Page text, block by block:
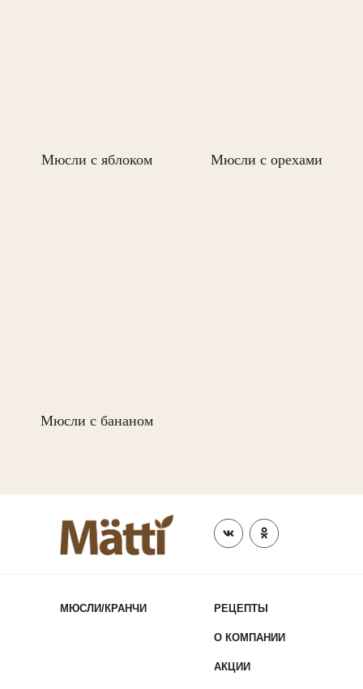
Мюсли с яблоком Мюсли с орехами
Мюсли с бананом
МЮСЛИ/КРАНЧИ РЕЦЕПТЫ
О КОМПАНИИ
АКЦИИ